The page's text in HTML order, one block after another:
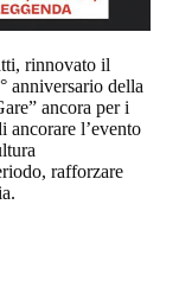
rinnovato il
anniversario della
ancora per i
ancorare l’evento
rafforzare